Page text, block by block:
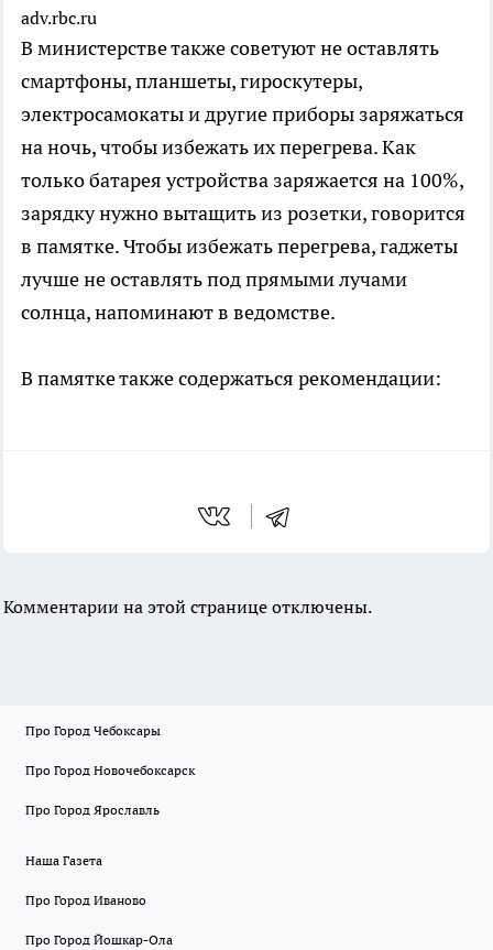
adv.rbc.ru
В министерстве также советуют не оставлять
смартфоны, планшеты, гироскутеры,
электросамокаты и другие приборы заряжаться
на ночь, чтобы избежать их перегрева. Как
только батарея устройства заряжается на 100%,
зарядку нужно вытащить из розетки, говорится
в памятке. Чтобы избежать перегрева, гаджеты
лучше не оставлять под прямыми лучами
солнца, напоминают в ведомстве.
В памятке также содержаться рекомендации:
Комментарии на этой странице отключены.
Про Город Чебоксары
Про Город Новочебоксарск
Про Город Ярославль
Наша Газета
Про Город Иваново
Про Город Йошкар-Ола